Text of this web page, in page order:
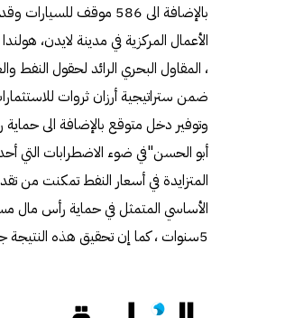
بالإضافة الى 586 موقف
وتوفير دخل متوقع بالإضافة الى
الأساسي المتمثل في حماية رأس مال
5سنوات ، كما إن تحقيق هذه النتيجة جاء رغم الاضطراب العالمي الناجم عن الوباء .